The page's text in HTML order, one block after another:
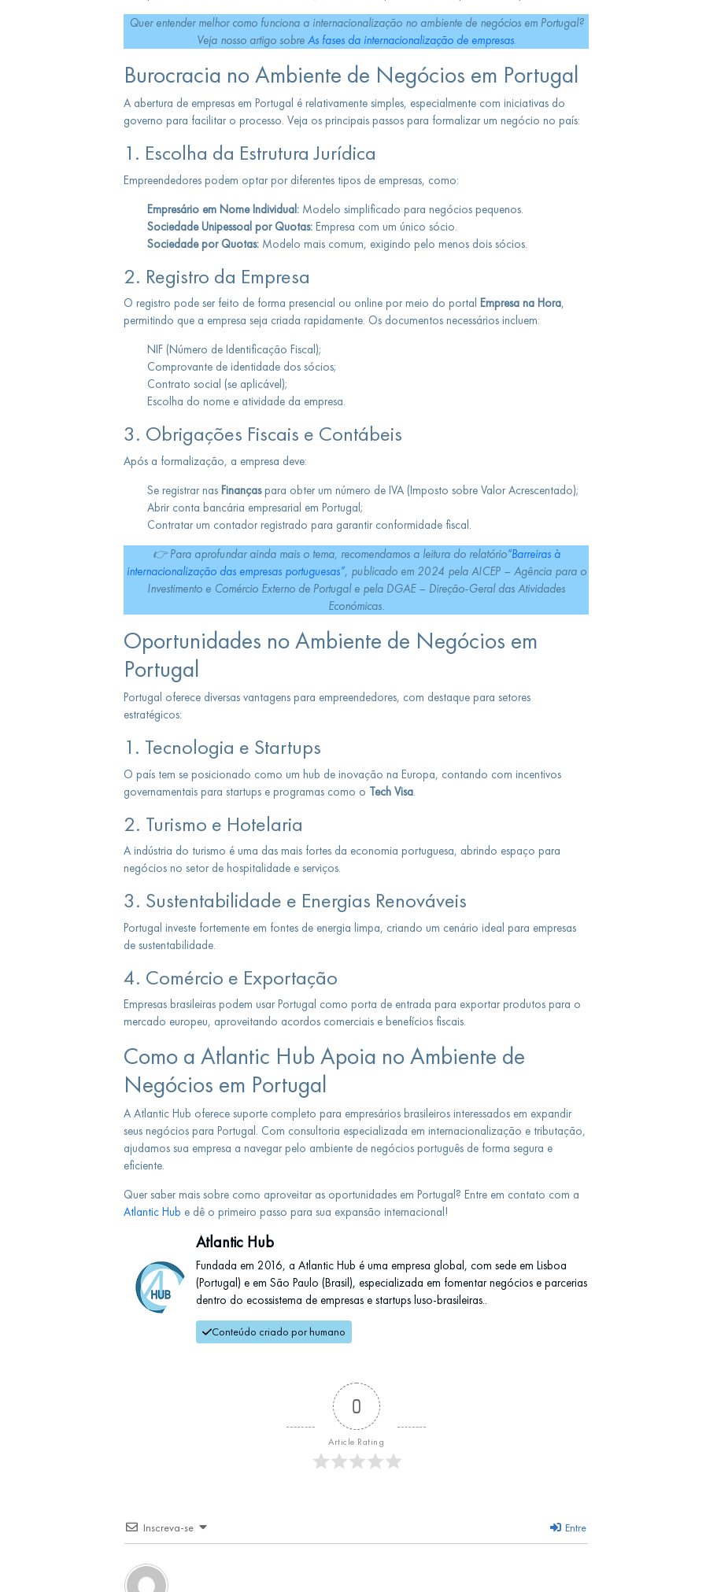
Quer entender melhor como funciona a internacionalização no ambiente de negócios em Portugal?
Veja nosso artigo sobre As fases da internacionalização de empresas.
Burocracia no Ambiente de Negócios em Portugal
A abertura de empresas em Portugal é relativamente simples, especialmente com iniciativas do
governo para facilitar o processo. Veja os principais passos para formalizar um negócio no país:
1. Escolha da Estrutura Jurídica
Empreendedores podem optar por diferentes tipos de empresas, como:
Empresário em Nome Individual:Modelo simplificado para negócios pequenos.
Sociedade Unipessoal por Quotas:Empresa com um único sócio.
Sociedade por Quotas:Modelo mais comum, exigindo pelo menos dois sócios.
2. Registro da Empresa
O registro pode ser feito de forma presencial ou online por meio do portal Empresa na Hora,
permitindo que a empresa seja criada rapidamente. Os documentos necessários incluem:
NIF (Número de Identificação Fiscal);
Comprovante de identidade dos sócios;
Contrato social (se aplicável);
Escolha do nome e atividade da empresa.
3. Obrigações Fiscais e Contábeis
Após a formalização, a empresa deve:
Se registrar nas Finançaspara obter um número de IVA (Imposto sobre Valor Acrescentado);
Abrir conta bancária empresarial em Portugal;
Contratar um contador registrado para garantir conformidade fiscal.
👉Para aprofundar ainda mais o tema, recomendamos a leitura do relatório“Barreiras à
internacionalização das empresas portuguesas”, publicado em 2024 pela AICEP – Agência para o
Investimento e Comércio Externo de Portugal e pela DGAE – Direção-Geral das Atividades
Económicas.
Oportunidades no Ambiente de Negócios em
Portugal
Portugal oferece diversas vantagens para empreendedores, com destaque para setores
estratégicos:
1. Tecnologia e Startups
O país tem se posicionado como um hub de inovação na Europa, contando com incentivos
governamentais para startups e programas como o Tech Visa.
2. Turismo e Hotelaria
A indústria do turismo é uma das mais fortes da economia portuguesa, abrindo espaço para
negócios no setor de hospitalidade e serviços.
3. Sustentabilidade e Energias Renováveis
Portugal investe fortemente em fontes de energia limpa, criando um cenário ideal para empresas
de sustentabilidade.
4. Comércio e Exportação
Empresas brasileiras podem usar Portugal como porta de entrada para exportar produtos para o
mercado europeu, aproveitando acordos comerciais e benefícios fiscais.
Como a Atlantic Hub Apoia no Ambiente de
Negócios em Portugal
A Atlantic Hub oferece suporte completo para empresários brasileiros interessados em expandir
seus negócios para Portugal. Com consultoria especializada em internacionalização e tributação,
ajudamos sua empresa a navegar pelo ambiente de negócios português de forma segura e
eficiente.
Quer saber mais sobre como aproveitar as oportunidades em Portugal? Entre em contato com a
Atlantic Hub e dê o primeiro passo para sua expansão internacional!
Atlantic Hub
Fundada em 2016, a Atlantic Hub é uma empresa global, com sede em Lisboa
(Portugal) e em São Paulo (Brasil), especializada em fomentar negócios e parcerias
dentro do ecossistema de empresas e startups luso-brasileiras..
Conteúdo criado por humano
0
Article Rating
Inscreva-se Entre